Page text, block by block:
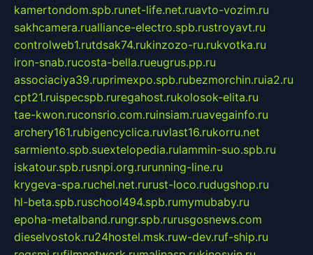
kamertondom.spb.runet-life.net.ruavto-vozim.ru
sakhcamera.rualliance-electro.spb.rustroyavt.ru
controlweb1.rutdsak74.rukinzozo-ru.rukvotka.ru
iron-snab.rucosta-bella.rueugrus.pp.ru
associaciya39.ruprimexpo.spb.rubezmorchin.ruia2.ru
cpt21.ruispecspb.ruregahost.rukolosok-elita.ru
tae-kwon.ruconsrio.com.ruinsiam.ruavegainfo.ru
archery161.rubigencyclica.ruvlast16.rukorru.net
sarmiento.spb.suextelopedia.rulammin-suo.spb.ru
iskatour.spb.rusnpi.org.rurunning-line.ru
krygeva-spa.ruchel.net.rurust-loco.rudugshop.ru
hl-beta.spb.ruschool494.spb.rumymubaby.ru
epoha-metalband.rungr.spb.rurusgosnews.com
dieselvostok.ru24hostel.msk.ruw-dev.ruf-ship.ru